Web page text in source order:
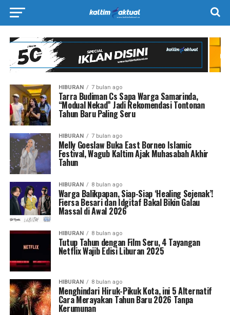
HIBURAN 7 bulan ago
Tarra Budiman Cs Sapa Warga Samarinda,
“Modual Nekad” Jadi Rekomendasi Tontonan
Tahun Baru Paling Seru
HIBURAN 7 bulan ago
Melly Goeslaw Buka East Borneo Islamic
Festival, Wagub Kaltim Ajak Muhasabah Akhir
Tahun
HIBURAN 8 bulan ago
Warga Balikpapan, Siap-Siap ‘Healing Sejenak’!
Fiersa Besari dan Idgitaf Bakal Bikin Galau
Massal di Awal 2026
HIBURAN 8 bulan ago
Tutup Tahun dengan Film Seru, 4 Tayangan
Netflix Wajib Edisi Liburan 2025
HIBURAN 8 bulan ago
Menghindari Hiruk-Pikuk Kota, ini 5 Alternatif
Cara Merayakan Tahun Baru 2026 Tanpa
Kerumunan